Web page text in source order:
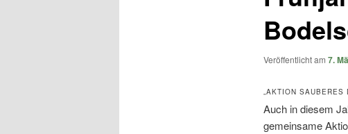
Veröffentlicht am 7.
„AKTION SAUBERES
Auch in diesem
gemeinsame